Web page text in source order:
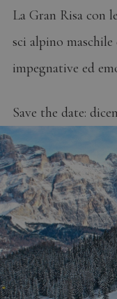
La Gran Risa con
sci alpino
impegnative ed
Save the date: